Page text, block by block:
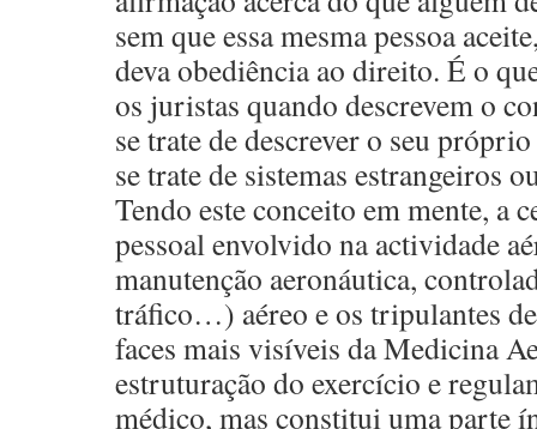
sem que essa mesma pessoa
deva obediência ao direito. É o
os juristas quando descrevem o
se trate de descrever o seu
se trate de sistemas estrangeiros
Tendo este conceito em mente, a
pessoal envolvido na actividade
manutenção aeronáutica,
tráfico…) aéreo e os tripulantes de
faces mais visíveis da Medicina
estruturação do exercício e
médico, mas constitui uma parte